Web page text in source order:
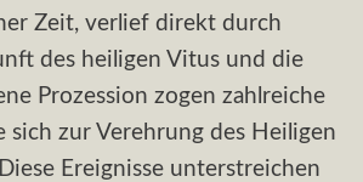
Zeit, verlief direkt durch
des heiligen Vitus und die
Prozession zogen zahlreiche
sich zur Verehrung des Heiligen
Ereignisse unterstreichen